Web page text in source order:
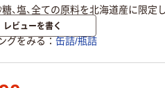
糖、塩、全ての原料を北海道産に限定
レビューを書く
グをみる 缶詰/瓶詰